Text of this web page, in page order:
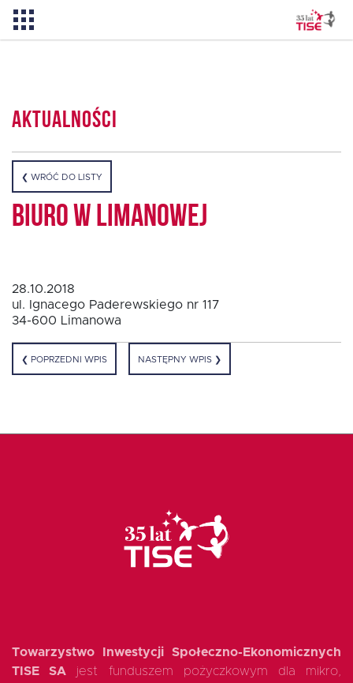
O TISE
Pożyczka rozwojowa TISE
Oferta dla MSP
Kontakt
Aktualności
❮ WRÓĆ DO LISTY
Biuro w Limanowej
28.10.2018
ul. Ignacego Paderewskiego nr 117
34-600 Limanowa
❮ POPRZEDNI WPIS NASTĘPNY WPIS ❯
Towarzystwo Inwestycji Społeczno-Ekonomicznych
TISE SA jest funduszem pożyczkowym dla mikro,